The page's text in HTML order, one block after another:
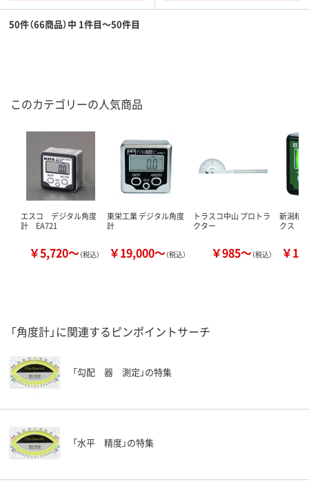
50件（66商品）中 1件目～50件目
このカテゴリーの人気商品
エスコ デジタル角度
計 EA721
￥5,720～（税込）
東栄工業 デジタル角度
計
￥19,000～（税込）
トラスコ中山 プロトラ
クター
￥985～（税込）
新潟精
クス
￥
「角度計」に関連するピンポイントサーチ
「勾配 器 測定」の特集
「水平 精度」の特集